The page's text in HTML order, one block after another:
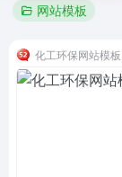
网站模板
化工环保网站模板